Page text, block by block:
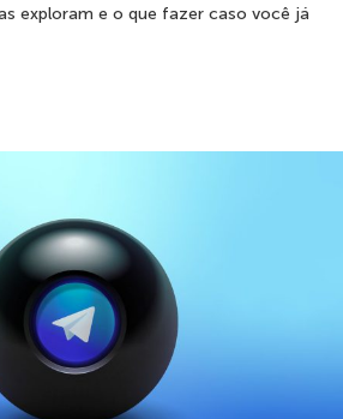
exploram e o que fazer caso você já